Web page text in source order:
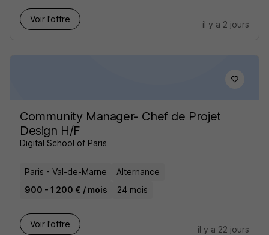
Voir l’offre
il y a 2 jours
Community Manager- Chef de Projet
Design H/F
Digital School of Paris
Paris - Val-de-Marne
Alternance
900 - 1 200 € / mois
24 mois
Voir l’offre
il y a 22 jours